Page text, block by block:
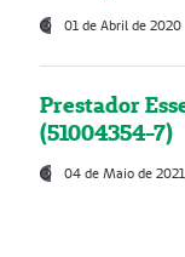
01 de Abril de 2020
Prestador
(51004354-7)
04 de Maio de 2021